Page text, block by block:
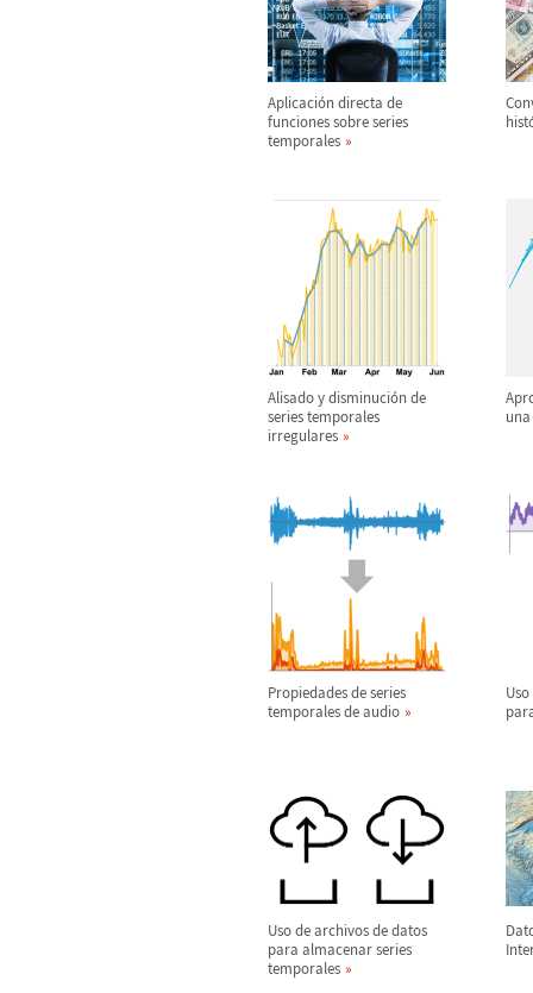
Aplicación directa de
funciones sobre series
temporales
hist
Alisado y disminución de
series temporales
irregulares
una
Propiedades de series
temporales de audio
Uso de archivos de datos
para almacenar series
temporales